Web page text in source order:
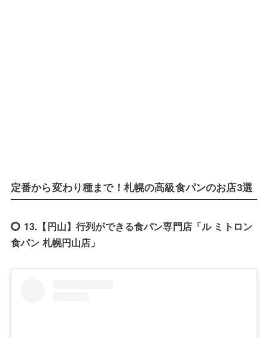
定番から変わり種まで！札幌の高級食パンのお店3選
13.【円山】行列ができる食パン専門店「ル ミトロン
食パン 札幌円山店」